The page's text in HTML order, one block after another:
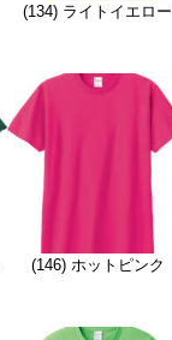
(134) ライトイエロー
(146) ホットピンク